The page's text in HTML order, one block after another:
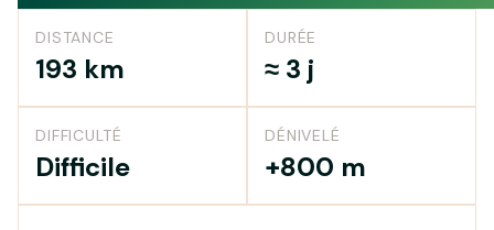
DISTANCE
193 km
DURÉE
≈ 3 j
DIFFICULTÉ
Difficile
DÉNIVELÉ
+800 m